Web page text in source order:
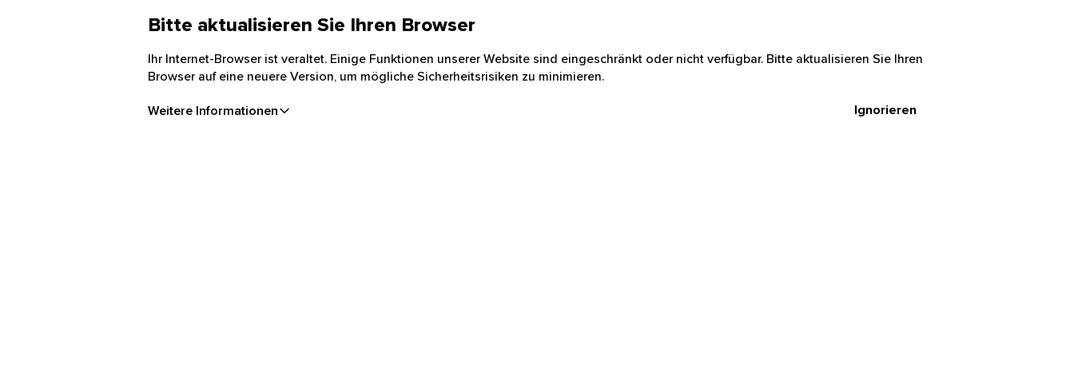
Bitte aktualisieren Sie Ihren Browser
Ihr Internet-Browser ist veraltet. Einige Funktionen unserer Website sind eingeschränkt oder nicht verfügbar. Bitte aktualisieren Sie Ihren
Browser auf eine neuere Version, um mögliche Sicherheitsrisiken zu minimieren.
Weitere Informationen Ignorieren